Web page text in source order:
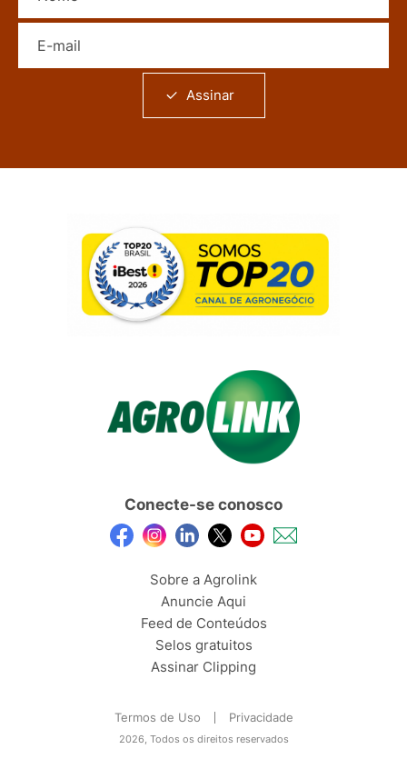
Assinar
Conecte-se conosco
Sobre a Agrolink
Anuncie Aqui
Feed de Conteúdos
Selos gratuitos
Assinar Clipping
Termos de Uso Privacidade
2026, Todos os direitos reservados